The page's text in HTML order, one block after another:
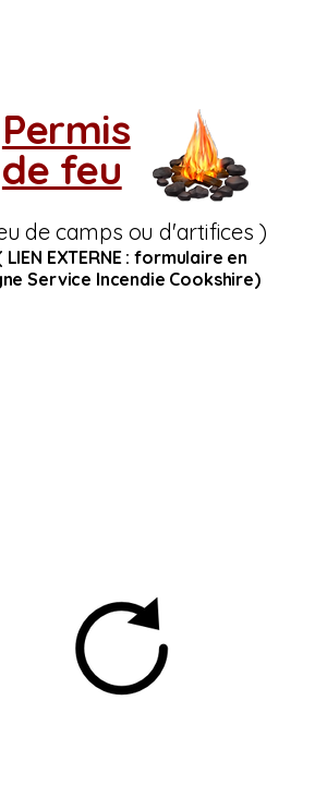
Permis
de feu
de camps ou d'artifices )
LIEN EXTERNE : formulaire en
Service Incendie Cookshire)